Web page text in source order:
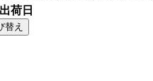
荷日
替え